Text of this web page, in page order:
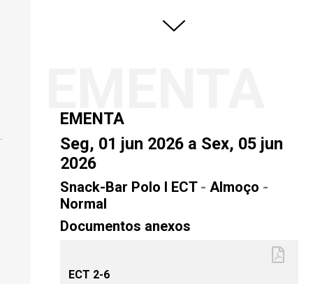
EMENTA
Seg, 01 jun 2026 a Sex, 05 jun
2026
Snack-Bar Polo I ECT- Almoço -
Normal
Documentos anexos
ECT 2-6